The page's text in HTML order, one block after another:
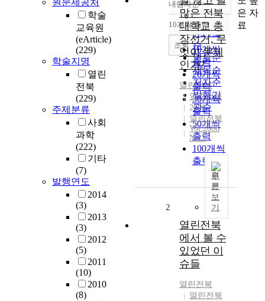
원문제공처
학술
교육원
(eArticle)
(229)
학술지명
열린
전북
(229)
주제분류
사회
과학
(222)
기타
(7)
발행연도
2014
(3)
2013
(3)
2012
(5)
2011
(10)
2010
(8)
정확도
순
인기도
순
연도순
제목순
저자순
발행기
관순
내림차순
내림차순
10개씩 출력
10개씩
출력
20개씩
출력
30개씩
출력
50개씩
출력
100개씩
출력
조회
많은 전북
대학교 총
장선거, 무
엇이 문제
인가?
열린전북
열린전북
2006
열린전북
Vol.2006
No.7
원
문
보
기
2
열린전북
에서 볼 수
있었던 이
슈들
열린전북
열린전북
은 자
료